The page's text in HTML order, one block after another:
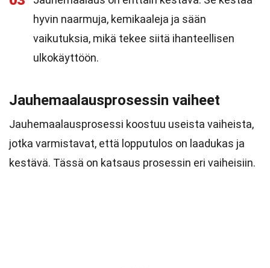
hyvin naarmuja, kemikaaleja ja sään
vaikutuksia, mikä tekee siitä ihanteellisen
ulkokäyttöön.
Jauhemaalausprosessin vaiheet
Jauhemaalausprosessi koostuu useista vaiheista,
jotka varmistavat, että lopputulos on laadukas ja
kestävä. Tässä on katsaus prosessin eri vaiheisiin.